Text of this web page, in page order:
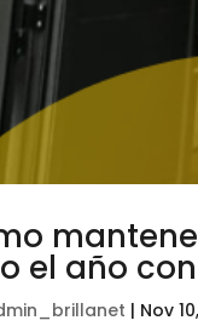
el año
| Nov